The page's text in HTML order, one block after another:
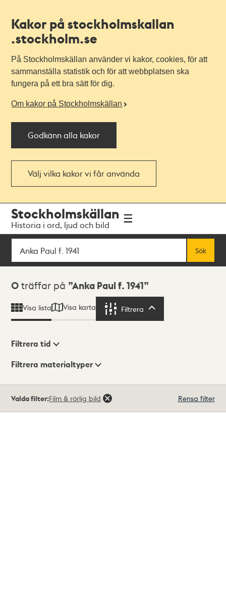
Kakor på stockholmskallan
.stockholm.se
På Stockholmskällan använder vi kakor, cookies, för att
sammanställa statistik och för att webbplatsen ska
fungera på ett bra sätt för dig.
Om kakor på Stockholmskällan
Godkänn alla kakor
Välj vilka kakor vi får använda
navigationen
huvudinnehållet
Stockholmskällan
Historia i ord, ljud och bild
Sök
Sök
Sökresultat
0 träffar på Anka Paul f. 1941
Visa lista Visa karta Filtrera
Visningsläge
Filtrera tid
Filtrera materialtyper
träffar
Valda filter:Film & rörlig bild Rensa filter